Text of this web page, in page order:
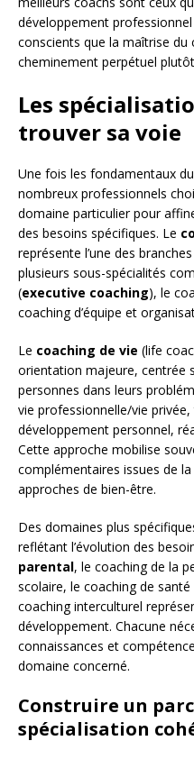
développement
conscients que la maîtrise du
cheminement perpétuel
Les
trouver sa voie
Une fois les fondamentaux
nombreux professionnels
domaine particulier pour
des besoins spécifiques. Le
représente l’une des
plusieurs sous-spécialités
(executive coaching), le
coaching d’équipe et
Le coaching de vie (life
orientation majeure, centrée
personnes dans leurs
vie professionnelle/vie
développement personnel,
Cette approche mobilise
complémentaires issues de
approches de bien-être.
Des domaines plus
reflétant l’évolution des
parental, le coaching de la
scolaire, le coaching de
coaching interculturel
développement. Chacune
connaissances et
domaine concerné.
Construire un
spécialisation